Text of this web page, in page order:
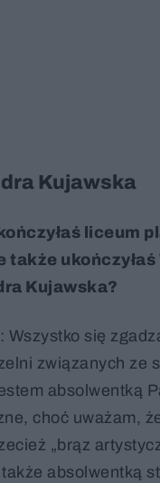
Kujawska
liceum
także
Kujawska?
się
związanych ze
absolwentką
choć uważam,
„brąz
absolwentką